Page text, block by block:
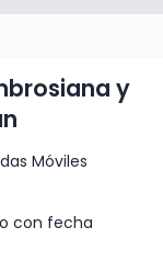
y
Móviles
con fecha